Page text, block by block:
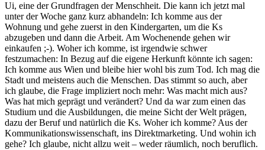
Ui, eine der Grundfragen der Menschheit. Die kann ich jetzt mal
unter der Woche ganz kurz abhandeln: Ich komme aus der
Wohnung und gehe zuerst in den Kindergarten, um die Ks
abzugeben und dann die Arbeit. Am Wochenende gehen wir
einkaufen ;-). Woher ich komme, ist irgendwie schwer
festzumachen: In Bezug auf die eigene Herkunft könnte ich sagen:
Ich komme aus Wien und bleibe hier wohl bis zum Tod. Ich mag die
Stadt und meistens auch die Menschen. Das stimmt so auch, aber
ich glaube, die Frage impliziert noch mehr: Was macht mich aus?
Was hat mich geprägt und verändert? Und da war zum einen das
Studium und die Ausbildungen, die meine Sicht der Welt prägen,
dazu der Beruf und natürlich die Ks. Woher ich komme? Aus der
Kommunikationswissenschaft, ins Direktmarketing. Und wohin ich
gehe? Ich glaube, nicht allzu weit – weder räumlich, noch beruflich.